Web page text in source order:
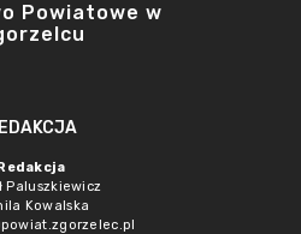
Powiatowe w
Paluszkiewicz
Kowalska